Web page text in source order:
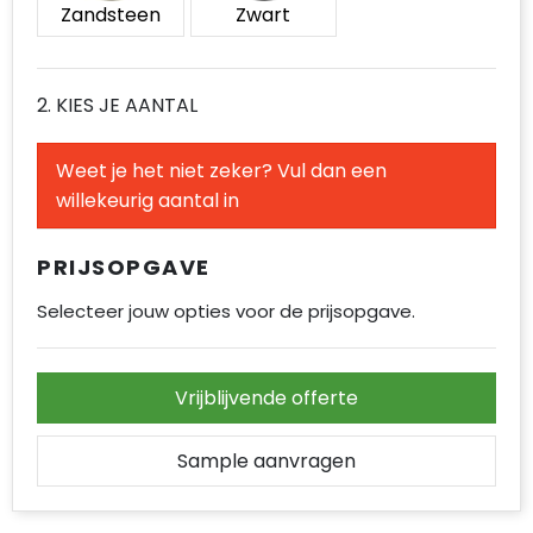
Accessoires voor tassen
Duffeltassen
Waterbestendige tassen
Opvouwbare tassen
Zandsteen Zwart
2. KIES JE AANTAL
Weet je het niet zeker? Vul dan een
willekeurig aantal in
PRIJSOPGAVE
Selecteer jouw opties voor de prijsopgave.
Vrijblijvende offerte
Sample aanvragen